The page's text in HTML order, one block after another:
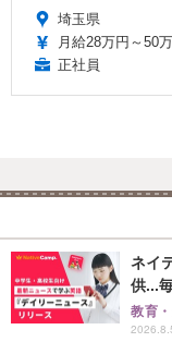
埼玉県
月給28万円～50
正社員
ネイ
供...
教育